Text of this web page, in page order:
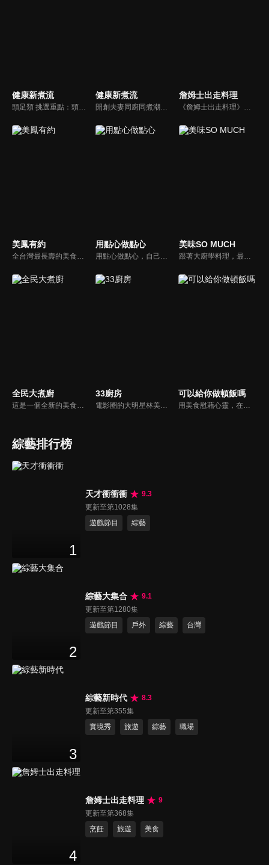
健康新煮流
頭足類 挑選重點：頭足類利用清洗時去除內臟可以降低膽固醇的攝取。挑選雙眼清澈明亮，眼球稍微凸出，肉質結實有彈性為佳。身體具透明感，觸腕或是吸盤一碰到活體就會吸附住便是新鮮的。
健康新煮流
開創夫妻同廚同煮潮流的KC夫婦，繼《健康醫食代》後，走出攝影棚，帶大家全台走透透，發掘上帝賞賜的美味食材，內容融合新加坡南洋風和客家純樸味，加上台灣獨特的閩南風情，互相激盪交織出的火花，打造出獨一無二的美食節目。
詹姆士出走料理
《詹姆士出走料理》以尋找詹姆士私廚菜單為節目主軸，為了尋找記憶中的美味料理，詹姆士將帶領大家探索市場，品嘗在地美味、尋訪料理達人，並在節目中展現特殊食材的處理方式、嘗試新的醬料或是新的料理作法，製作創意料理(料理教學)，最後在節目片尾時作出一道『詹姆士創意料理』。
美鳳有約
全台灣最長壽的美食節目《美鳯有約》魅力百分百！長達15年的播出時間，總是陪伴著許多婆婆媽媽們渡過一個輕鬆愉快的時光，精采內容您絕對不可錯過喔！
用點心做點心
用點心做點心，自己動手最開心！全台唯一以點心烘焙為主題的電視節目，邀請熱愛烘焙料理的你/妳，一起加入我們DIY各式各樣的點心。
美味SO MUCH
跟著大廚學料理，最強的料理小百科，美味SO MUCH！
全民大煮廚
這是一個全新的美食節目，將為您煮出台灣的好滋味，豐富、美味的畫面，傳遞「煮廚」對料理的用心，獨特的介紹方式，要你吃得更有創意、吃得更有趣！現今飲食已趨健康走向為主，「全民大煮廚」要用「輕食輕煙」讓你吃出健康與活力，並帶觀眾們從食材開始，想成為達人級的吃貨，走～我們從「煮」開始！
33廚房
電影圈的大明星林美秀首度跨足綜藝接主持棒，帶領駱進漢師傅以及黃景龍師傅大展廚藝與觀眾們一起美味上菜！
可以給你做頓飯嗎
用美食慰藉心靈，在飯桌上這個中國人最傳統的聊天場域打開素人物件心門；潛移默化地引出社會熱點話題，打造一檔有趣、有用、有意義的人文類真人秀。
綜藝排行榜
1
天才衝衝衝
9.3
更新至第1028集
遊戲節目
綜藝
2
綜藝大集合
9.1
更新至第1280集
遊戲節目
戶外 綜藝 台灣
3
綜藝新時代
8.3
更新至第355集
實境秀
旅遊 綜藝 職場
4
詹姆士出走料理
9
更新至第368集
烹飪
旅遊 美食